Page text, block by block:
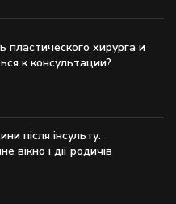
пластического хирурга и
к консультации?
після інсульту:
вікно і дії родичів